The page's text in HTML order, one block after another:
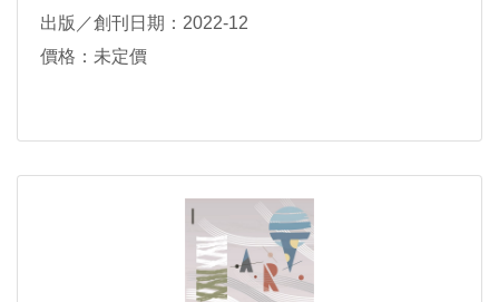
陳育淳, 張釋月
出版／創刊日期：2022-12
價格：未定價